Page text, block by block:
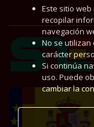
Este sitio
recopilar
navegación
No se utilizan
carácter
Si continúa
uso. Puede
cambiar la